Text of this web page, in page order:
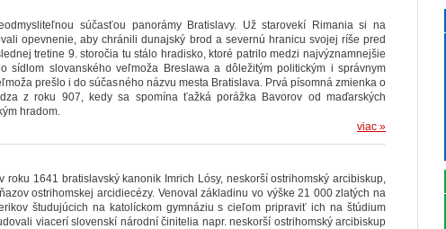
súčasťou panorámy Bratislavy. Už starovekí Rimania si na
opevnenie, aby chránili dunajský brod a severnú hranicu svojej ríše pred
tretine 9. storočia tu stálo hradisko, ktoré patrilo medzi najvýznamnejšie
sídlom slovanského veľmoža Breslawa a dôležitým politickým i správnym
prešlo i do súčasného názvu mesta Bratislava. Prvá písomná zmienka o
z roku 907, kedy sa spomína ťažká porážka Bavorov od maďarských
hradom.
viac »
roku 1641 bratislavský kanonik Imrich Lósy, neskorší ostrihomský arcibiskup,
ostrihomskej arcidiecézy. Venoval základinu vo výške 21 000 zlatých na
študujúcich na katolíckom gymnáziu s cieľom pripraviť ich na štúdium
viacerí slovenskí národní činitelia napr. neskorší ostrihomský arcibiskup